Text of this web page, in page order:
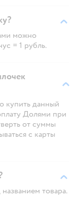
можно
= 1 рубль.
купить данный
Долями при
от суммы
с карты
товара.